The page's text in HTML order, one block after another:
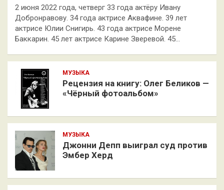
2 июня 2022 года, четверг 33 года актёру Ивану
Добронравову. 34 года актрисе Аквафине. 39 лет
актрисе Юлии Снигирь. 43 года актрисе Морене
Баккарин. 45 лет актрисе Карине Зверевой. 45…
МУЗЫКА
Рецензия на книгу: Олег Беликов —
«Чёрный фотоальбом»
МУЗЫКА
Джонни Депп выиграл суд против
Эмбер Херд